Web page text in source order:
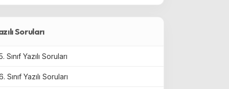
Soruları
Sınıf Yazılı Soruları
Sınıf Yazılı Soruları